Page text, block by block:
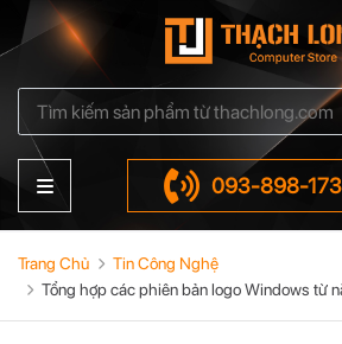
093-898-
Trang Chủ
Tin Công Nghệ
Tổng hợp các phiên bản logo Windows từ